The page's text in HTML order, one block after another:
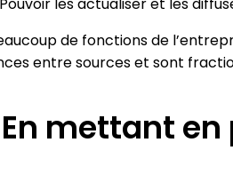
de fonctions de
entre sources et sont
mettant